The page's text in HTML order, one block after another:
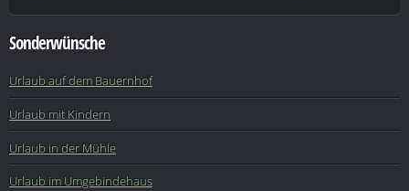
Sonderwünsche
Urlaub auf dem Bauernhof
Urlaub mit Kindern
Urlaub in der Mühle
Urlaub im Umgebindehaus